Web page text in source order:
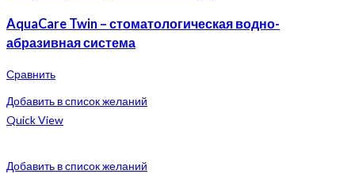
AquaCare Twin – стоматологическая водно-
абразивная система
Сравнить
Добавить в список желаний
Quick View
Добавить в список желаний